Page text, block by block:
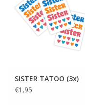
SISTER TATOO (3x)
€1,95